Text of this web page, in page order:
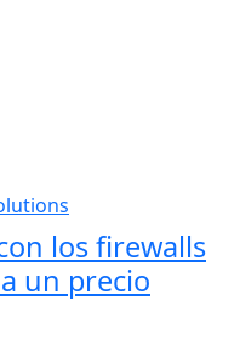
Solutions
los firewalls
un precio